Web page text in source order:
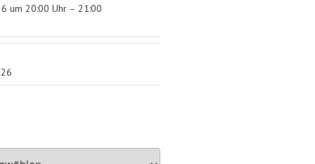
um 20:00 Uhr – 21:00